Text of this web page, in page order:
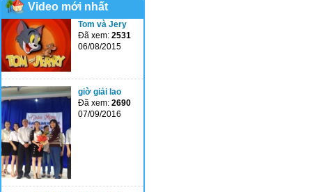
Video mới nhất
Tom và Jery
Đã xem: 2531
06/08/2015
giờ giải lao
Đã xem: 2690
07/09/2016